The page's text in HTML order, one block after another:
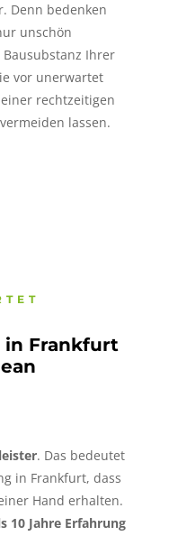
Denn bedenken
unschön
Ihrer
vor unerwartet
rechtzeitigen
lassen.
in Frankfurt
. Das bedeutet
in Frankfurt, dass
Hand erhalten.
10 Jahre Erfahrung